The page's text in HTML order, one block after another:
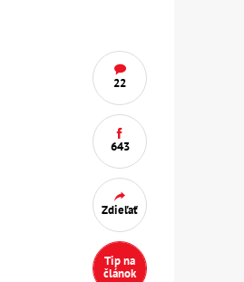
22
643
Zdieľať
Tip na
článok